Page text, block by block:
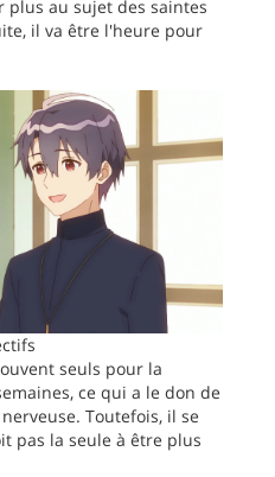
plus au sujet des saintes
il va être l'heure pour
seuls pour la
ce qui a le don de
Toutefois, il se
pas la seule à être plus